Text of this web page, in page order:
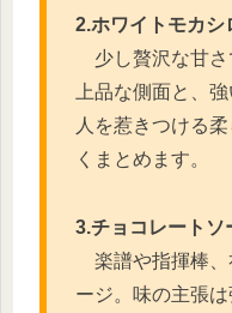
2.ホワイトモカシ
少し贅沢な甘さ
上品な側面と、
人を惹きつける
くまとめます。
3.チョコレートソ
楽譜や指揮棒、
ージ。味の主張